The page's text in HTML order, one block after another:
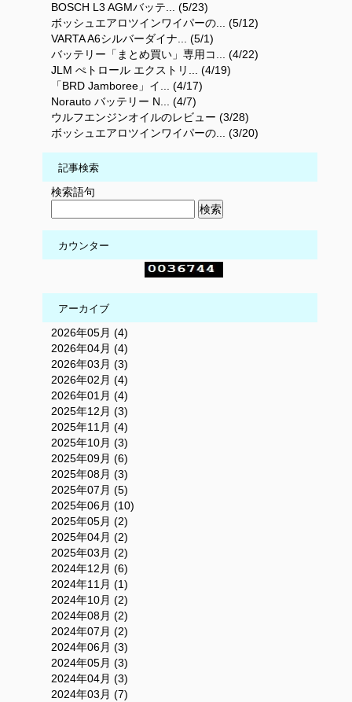
BOSCH L3 AGMバッテ... (5/23)
ボッシュエアロツインワイパーの... (5/12)
VARTA A6シルバーダイナ... (5/1)
バッテリー「まとめ買い」専用コ... (4/22)
JLM ぺトロール エクストリ... (4/19)
「BRD Jamboree」イ... (4/17)
Norauto バッテリー N... (4/7)
ウルフエンジンオイルのレビュー (3/28)
ボッシュエアロツインワイパーの... (3/20)
記事検索
検索語句
カウンター
アーカイブ
2026年05月 (4)
2026年04月 (4)
2026年03月 (3)
2026年02月 (4)
2026年01月 (4)
2025年12月 (3)
2025年11月 (4)
2025年10月 (3)
2025年09月 (6)
2025年08月 (3)
2025年07月 (5)
2025年06月 (10)
2025年05月 (2)
2025年04月 (2)
2025年03月 (2)
2024年12月 (6)
2024年11月 (1)
2024年10月 (2)
2024年08月 (2)
2024年07月 (2)
2024年06月 (3)
2024年05月 (3)
2024年04月 (3)
2024年03月 (7)